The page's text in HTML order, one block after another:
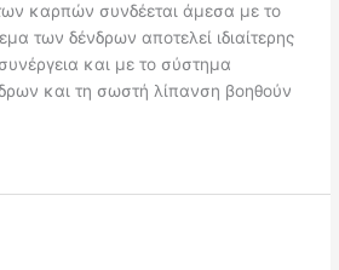
καρπών συνδέεται άμεσα με το
των δένδρων αποτελεί ιδιαίτερης
και με το σύστημα
και τη σωστή λίπανση βοηθούν